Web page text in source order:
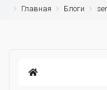
Главная Блоги